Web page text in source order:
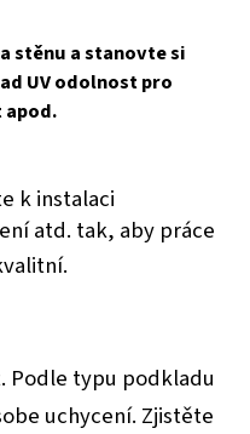
stěnu a stanovte si
UV odolnost pro
k instalaci
atd. tak, aby práce
Podle typu podkladu
uchycení. Zjistěte